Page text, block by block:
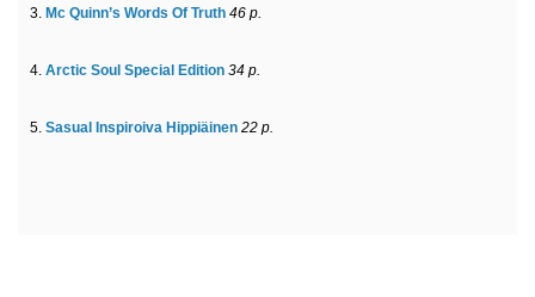
3. Mc Quinn’s Words Of Truth 46 p.
4. Arctic Soul Special Edition 34 p.
5. Sasual Inspiroiva Hippiäinen 22 p.